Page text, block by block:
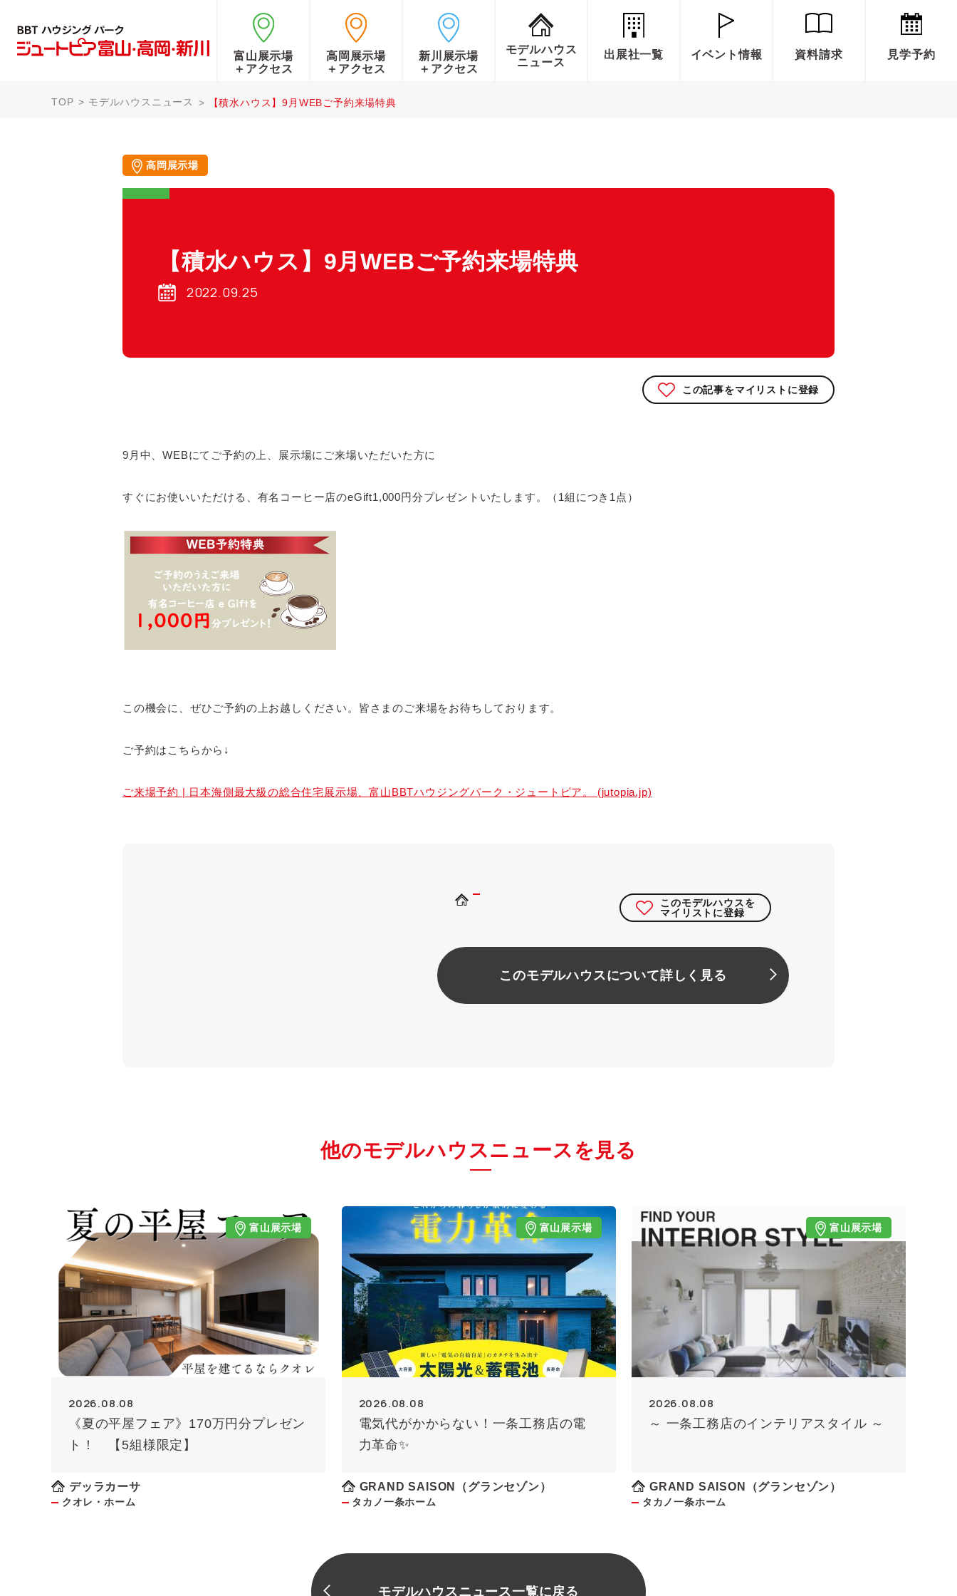
富山展示場
＋アクセス
高岡展示場
＋アクセス
新川展示場
＋アクセス
モデルハウス
ニュース
出展社一覧 イベント情報 資料請求 見学予約
TOP モデルハウスニュース 【積水ハウス】9月WEBご予約来場特典
高岡展示場
【積水ハウス】9月WEBご予約来場特典
2022.09.25
この記事をマイリストに登録
9月中、WEBにてご予約の上、展示場にご来場いただいた方に
すぐにお使いいただける、有名コーヒー店のeGift1,000円分プレゼントいたします。（1組につき1点）
この機会に、ぜひご予約の上お越しください。皆さまのご来場をお待ちしております。
ご予約はこちらから↓
ご来場予約 | 日本海側最大級の総合住宅展示場、富山BBTハウジングパーク・ジュートピア。 (jutopia.jp)
このモデルハウスを
マイリストに登録
このモデルハウスについて詳しく見る
他のモデルハウスニュースを見る
富山展示場
2026.08.08
《夏の平屋フェア》170万円分プレゼン
ト！ 【5組様限定】
デッラカーサ
クオレ・ホーム
富山展示場
2026.08.08
電気代がかからない！一条工務店の電
力革命✨
GRAND SAISON（グランセゾン）
タカノ一条ホーム
富山展示場
2026.08.08
～ 一条工務店のインテリアスタイル ～
GRAND SAISON（グランセゾン）
タカノ一条ホーム
モデルハウスニュース一覧に戻る